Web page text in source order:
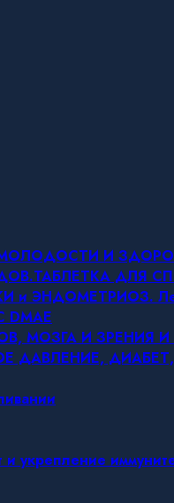
И
ДЛЯ
ЭНДОМЕТРИОЗ.
МОЗГА И ЗРЕНИЯ
ДАВЛЕНИЕ,
укрепление